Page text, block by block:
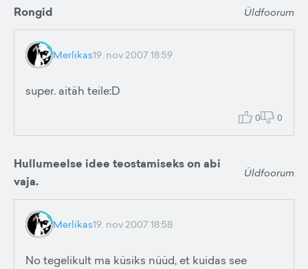
Rongid Üldfoorum
Merlikas19. nov 2007 18:59
super. aitäh teile:D
0 0
Hullumeelse idee teostamiseks on abi
vaja.
Üldfoorum
Merlikas19. nov 2007 18:58
No tegelikult ma küsiks nüüd, et kuidas see